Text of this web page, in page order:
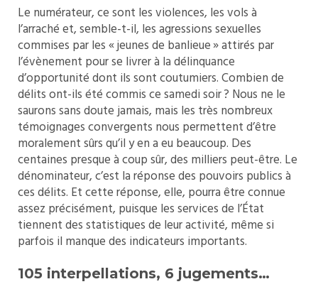
Le numérateur, ce sont les violences, les vols à
l’arraché et, semble-t-il, les agressions sexuelles
commises par les « jeunes de banlieue » attirés par
l’évènement pour se livrer à la délinquance
d’opportunité dont ils sont coutumiers. Combien de
délits ont-ils été commis ce samedi soir ? Nous ne le
saurons sans doute jamais, mais les très nombreux
témoignages convergents nous permettent d’être
moralement sûrs qu’il y en a eu beaucoup. Des
centaines presque à coup sûr, des milliers peut-être. Le
dénominateur, c’est la réponse des pouvoirs publics à
ces délits. Et cette réponse, elle, pourra être connue
assez précisément, puisque les services de l’État
tiennent des statistiques de leur activité, même si
parfois il manque des indicateurs importants.
105 interpellations, 6 jugements…